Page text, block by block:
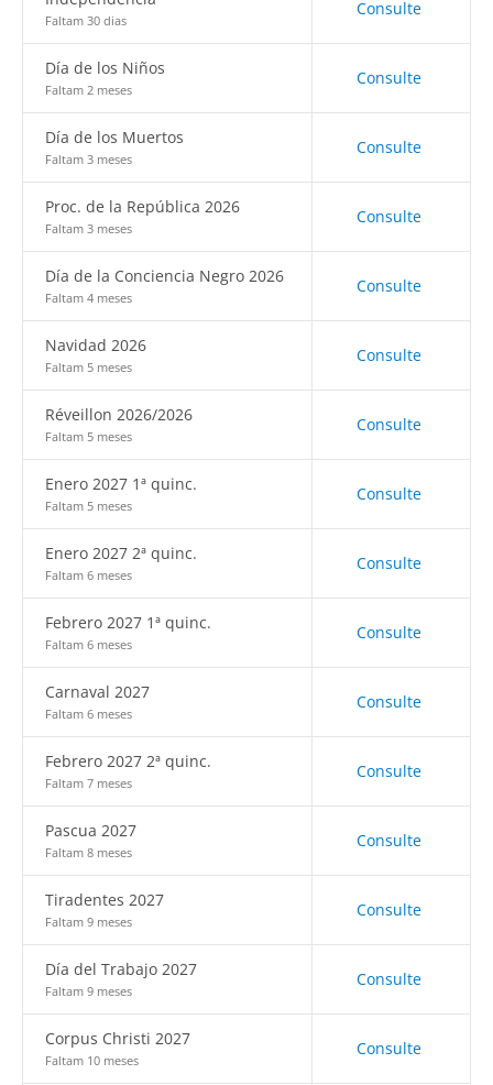
Faltam 30 dias
Consulte
Día de los Niños
Faltam 2 meses
Consulte
Día de los Muertos
Faltam 3 meses
Consulte
Proc. de la República 2026
Faltam 3 meses
Consulte
Día de la Conciencia Negro 2026
Faltam 4 meses
Consulte
Navidad 2026
Faltam 5 meses
Consulte
Réveillon 2026/2026
Faltam 5 meses
Consulte
Enero 2027 1ª quinc.
Faltam 5 meses
Consulte
Enero 2027 2ª quinc.
Faltam 6 meses
Consulte
Febrero 2027 1ª quinc.
Faltam 6 meses
Consulte
Carnaval 2027
Faltam 6 meses
Consulte
Febrero 2027 2ª quinc.
Faltam 7 meses
Consulte
Pascua 2027
Faltam 8 meses
Consulte
Tiradentes 2027
Faltam 9 meses
Consulte
Día del Trabajo 2027
Faltam 9 meses
Consulte
Corpus Christi 2027
Faltam 10 meses
Consulte